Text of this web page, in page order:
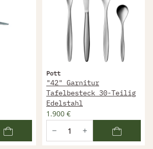
Pott
"42" Garnitur
Tafelbesteck 30-Teilig
Edelstahl
1.900 €